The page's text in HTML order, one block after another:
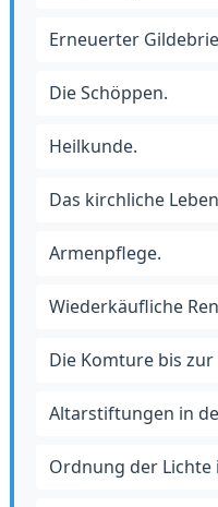
Erneuerter
Die Schöppen.
Heilkunde.
Das kirchliche
Armenpflege.
Wiederkäufliche
Die Komture bis
Altarstiftungen in
Ordnung der